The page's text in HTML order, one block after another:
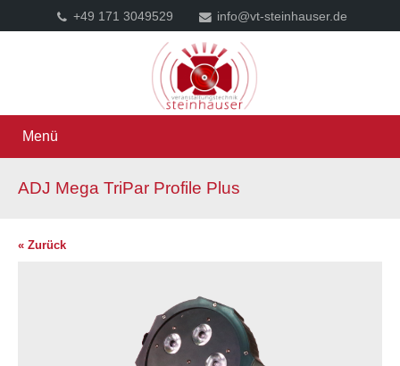
+49 171 3049529 info@vt-steinhauser.de
Menü
ADJ Mega TriPar Profile Plus
« Zurück